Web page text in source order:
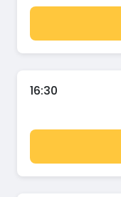
16:30